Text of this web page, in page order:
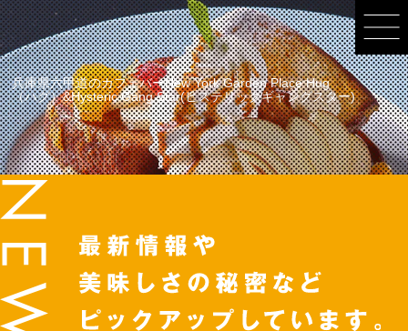
兵庫県六甲道のカフェバーNew York Garden Place Hug
（ハグ）&Hysteric Gang Star(ヒステリックギャングスター)